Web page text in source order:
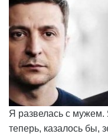
Я развелась с мужем.
теперь, казалось бы,